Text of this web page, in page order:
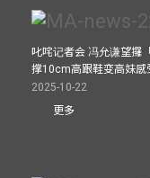
叱咤记者会 冯允谦望攞
撑10cm高跟鞋变高妹感
2025-10-22
更多